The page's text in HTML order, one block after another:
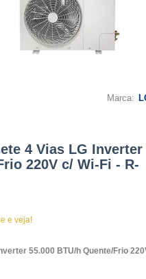
Marca:
4 Vias LG Inverter
220V c/ Wi-Fi - R-
e veja!
55.000 BTU/h Quente/Frio